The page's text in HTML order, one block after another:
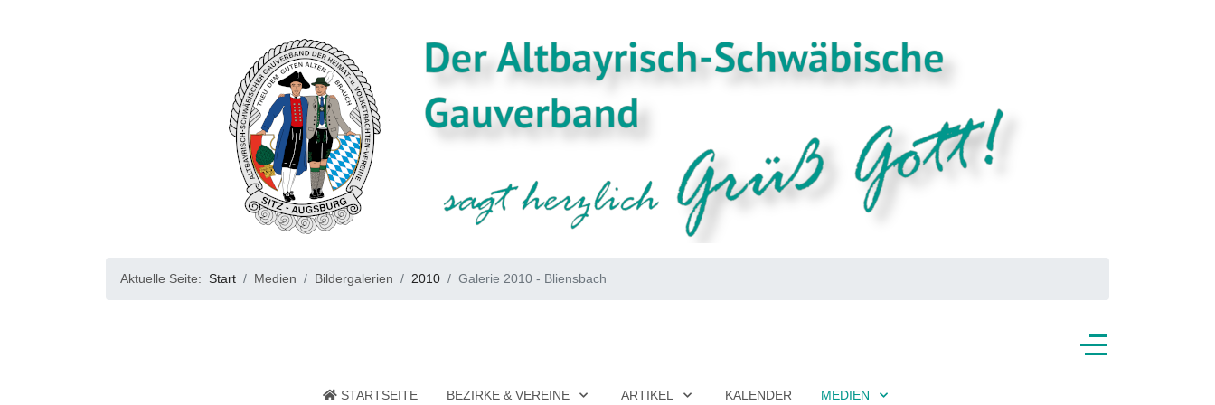
Aktuelle Seite: Start Medien Bildergalerien 2010 Galerie 2010 - Bliensbach
STARTSEITE BEZIRKE & VEREINE ARTIKEL KALENDER MEDIEN